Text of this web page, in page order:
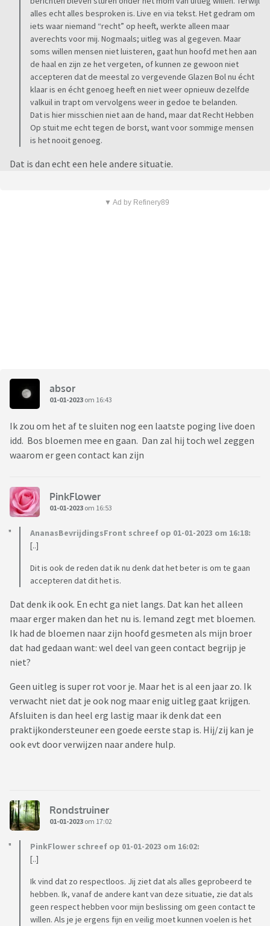
alles echt alles besproken is. Live en via tekst. Het gedram om
iets waar niemand “recht” op heeft, werkte alleen maar
averechts voor mij. Nogmaals; uitleg was al gegeven. Maar
soms willen mensen niet luisteren, gaat hun hoofd met hen aan
de haal en zijn ze het vergeten, of kunnen ze gewoon niet
accepteren dat de meestal zo vergevende Glazen Bol nu écht
klaar is en écht genoeg heeft en niet weer opnieuw dezelfde
valkuil in trapt om vervolgens weer in gedoe te belanden.
Dat is hier misschien niet aan de hand, maar dat Recht Hebben
Op stuit me echt tegen de borst, want voor sommige mensen
is het nooit genoeg.
Dat is dan echt een hele andere situatie.
▼ Ad by Refinery89
absor
01-01-2023 om 16:43
Ik zou om het af te sluiten nog een laatste poging live doen
idd. Bos bloemen mee en gaan. Dan zal hij toch wel zeggen
waarom er geen contact kan zijn
PinkFlower
01-01-2023 om 16:53
AnanasBevrijdingsFront schreef op 01-01-2023 om 16:18:
[..]
Dit is ook de reden dat ik nu denk dat het beter is om te gaan
accepteren dat dit het is.
Dat denk ik ook. En echt ga niet langs. Dat kan het alleen
maar erger maken dan het nu is. Iemand zegt met bloemen.
Ik had de bloemen naar zijn hoofd gesmeten als mijn broer
dat had gedaan want: wel deel van geen contact begrijp je
niet?
Geen uitleg is super rot voor je. Maar het is al een jaar zo. Ik
verwacht niet dat je ook nog maar enig uitleg gaat krijgen.
Afsluiten is dan heel erg lastig maar ik denk dat een
praktijkondersteuner een goede eerste stap is. Hij/zij kan je
ook evt door verwijzen naar andere hulp.
Rondstruiner
01-01-2023 om 17:02
PinkFlower schreef op 01-01-2023 om 16:02:
[..]
Ik vind dat zo respectloos. Jij ziet dat als alles geprobeerd te
hebben. Ik, vanaf de andere kant van deze situatie, zie dat als
geen respect hebben voor mijn beslissing om geen contact te
willen. Als je je ergens fijn en veilig moet kunnen voelen is het